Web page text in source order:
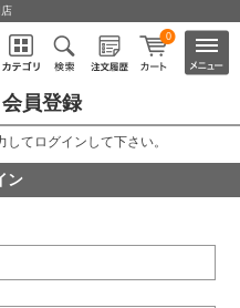
0
員登録
てログインして下さい。
ン